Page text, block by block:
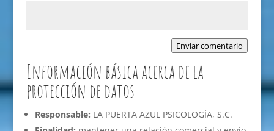
Enviar comentario
Información básica acerca de la
protección de datos
Responsable: LA PUERTA AZUL PSICOLOGÍA, S.C.